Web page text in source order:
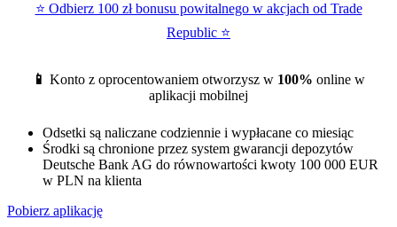
⭐ Odbierz 100 zł bonusu powitalnego w akcjach od Trade
Republic ⭐
📱 Konto z oprocentowaniem otworzysz w 100% online w
aplikacji mobilnej
Odsetki są naliczane codziennie i wypłacane co miesiąc
Środki są chronione przez system gwarancji depozytów
Deutsche Bank AG do równowartości kwoty 100 000 EUR
w PLN na klienta
Pobierz aplikację